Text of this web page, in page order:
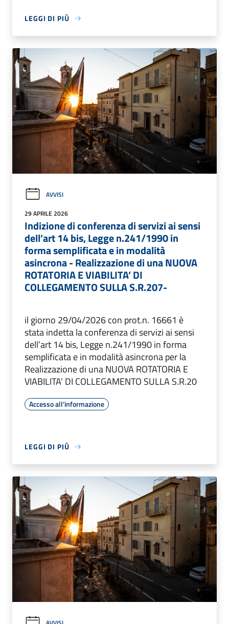
LEGGI DI PIÙ
AVVISI
29 APRILE 2026
Indizione di conferenza di servizi ai sensi
dell’art 14 bis, Legge n.241/1990 in
forma semplificata e in modalità
asincrona - Realizzazione di una NUOVA
ROTATORIA E VIABILITA’ DI
COLLEGAMENTO SULLA S.R.207-
il giorno 29/04/2026 con prot.n. 16661 è
stata indetta la conferenza di servizi ai sensi
dell’art 14 bis, Legge n.241/1990 in forma
semplificata e in modalità asincrona per la
Realizzazione di una NUOVA ROTATORIA E
VIABILITA’ DI COLLEGAMENTO SULLA S.R.20
Accesso all'informazione
LEGGI DI PIÙ